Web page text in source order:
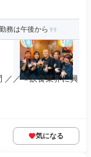
務は午後から
／ ⭐飲食業界に興
気になる